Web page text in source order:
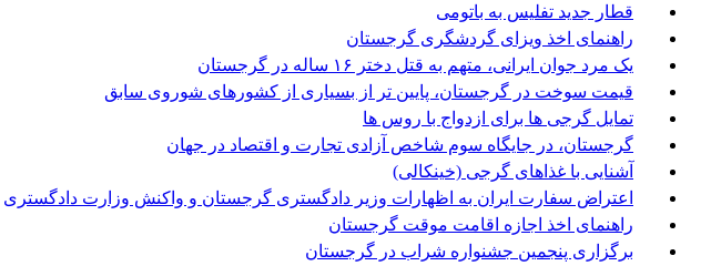
قطار جدید تفلیس به باتومی
راهنمای اخذ ویزای گردشگری گرجستان
یک مرد جوان ایرانی، متهم به قتل دختر ۱۶ ساله در گرجستان
قیمت سوخت در گرجستان، پایین تر از بسیاری از کشورهای شوروی سابق
تمایل گرجی ها برای ازدواج با روس ها
گرجستان، در جایگاه سوم شاخص آزادی تجارت و اقتصاد در جهان
آشنایی با غذاهای گرجی (خینکالی)
اعتراض سفارت ایران به اظهارات وزیر دادگستری گرجستان و واکنش وزارت دادگستری
راهنمای اخذ اجازه اقامت موقت گرجستان
برگزاری پنجمین جشنواره شراب در گرجستان